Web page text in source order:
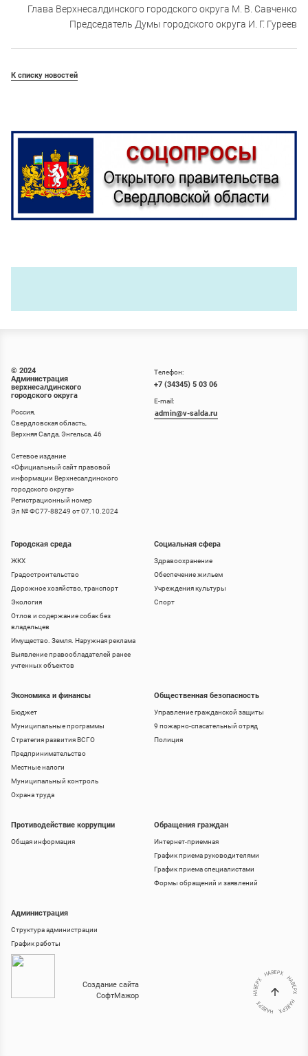
Глава Верхнесалдинского городского округа М. В. Савченко
Председатель Думы городского округа И. Г. Гуреев
К списку новостей
© 2024
Администрация
верхнесалдинского
городского округа
Россия,
Свердловская область,
Верхняя Салда, Энгельса, 46
Сетевое издание
«Официальный сайт правовой
информации Верхнесалдинского
городского округа»
Регистрационный номер
Эл № ФС77-88249 от 07.10.2024
Городская среда
ЖКХ
Градостроительство
Дорожное хозяйство, транспорт
Экология
Отлов и содержание собак без
владельцев
Имущество. Земля. Наружная реклама
Выявление правообладателей ранее
учтенных объектов
Социальная сфера
Здравоохранение
Обеспечение жильем
Учреждения культуры
Спорт
Телефон:
+7 (34345) 5 03 06
E-mail:
admin@v-salda.ru
Экономика и финансы
Бюджет
Муниципальные программы
Стратегия развития ВСГО
Предпринимательство
Местные налоги
Муниципальный контроль
Охрана труда
Общественная безопасность
Управление гражданской защиты
9 пожарно-спасательный отряд
Полиция
Противодействие коррупции
Общая информация
Обращения граждан
Интернет-приемная
График приема руководителями
График приема специалистами
Формы обращений и заявлений
Администрация
Структура администрации
График работы
Создание сайта
СофтМажор